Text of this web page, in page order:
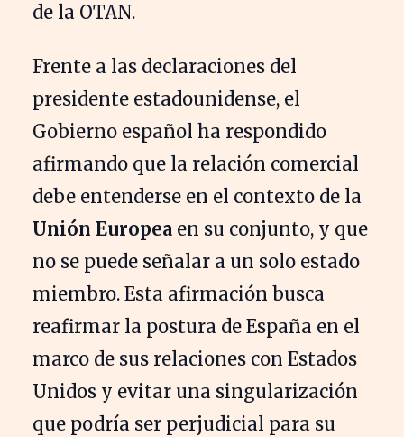
de la OTAN.
Frente a las declaraciones del
presidente estadounidense, el
Gobierno español ha respondido
afirmando que la relación comercial
debe entenderse en el contexto de la
Unión Europea en su conjunto, y que
no se puede señalar a un solo estado
miembro. Esta afirmación busca
reafirmar la postura de España en el
marco de sus relaciones con Estados
Unidos y evitar una singularización
que podría ser perjudicial para su